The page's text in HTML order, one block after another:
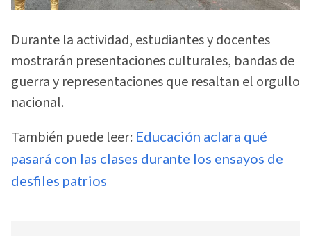
Durante la actividad, estudiantes y docentes
mostrarán presentaciones culturales, bandas de
guerra y representaciones que resaltan el orgullo
nacional.
También puede leer: Educación aclara qué
pasará con las clases durante los ensayos de
desfiles patrios